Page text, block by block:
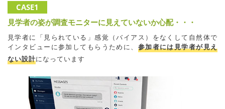
CASE1
見学者の姿が調査モニターに見えていないか心配・・・
見学者に「見られている」感覚（バイアス）をなくして自然体で
インタビューに参加してもらうために、 参加者には見学者が見え
ない設計になっています